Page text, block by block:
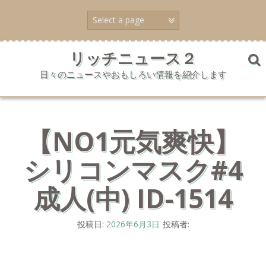
ン
ッ
リッチニュース２
日々のニュースやおもしろい情報を紹介します
【NO1元気爽快】
シリコンマスク#4
成人(中) ID-1514
投稿日: 2026年6月3日 投稿者: